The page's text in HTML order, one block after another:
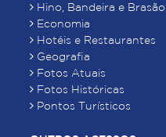
Hino, Bandeira e Brasão
Economia
Hotéis e Restaurantes
Geografia
Fotos Atuais
Fotos Históricas
Pontos Turísticos